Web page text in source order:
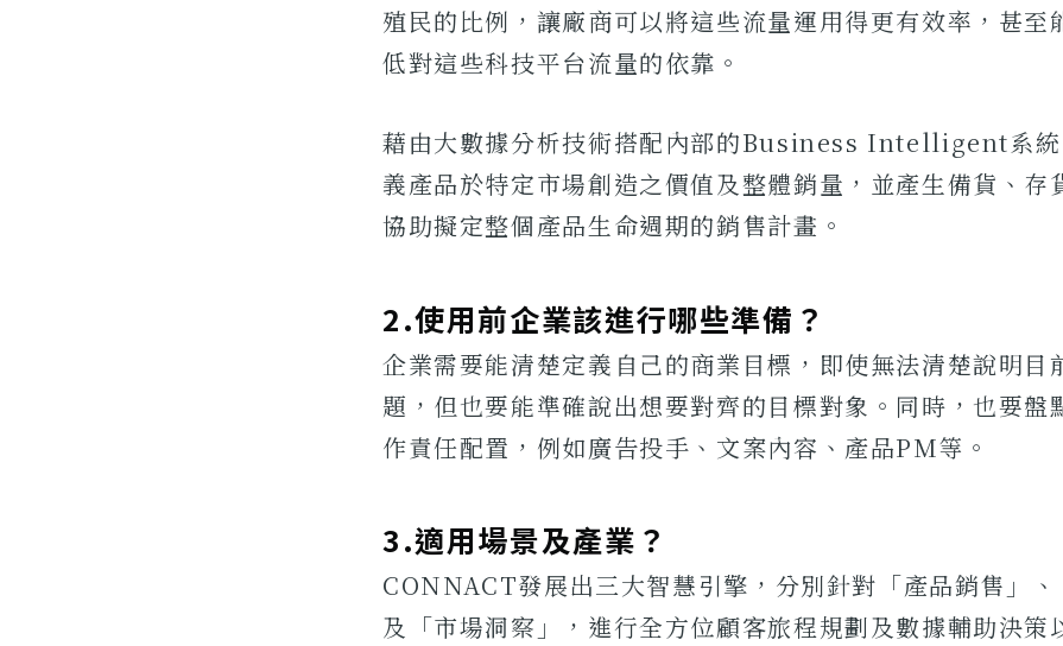
殖民的比例，讓廠商可以將這些流量運用得更有效率，甚至
低對這些科技平台流量的依靠。
藉由大數據分析技術搭配內部的Business Intelligent系統
義產品於特定市場創造之價值及整體銷量，並產生備貨、存
協助擬定整個產品生命週期的銷售計畫。
2.使用前企業該進行哪些準備？
企業需要能清楚定義自己的商業目標，即使無法清楚說明目
題，但也要能準確說出想要對齊的目標對象。同時，也要盤
作責任配置，例如廣告投手、文案內容、產品PM等。
3.適用場景及產業？
CONNACT發展出三大智慧引擎，分別針對「產品銷售」、
及「市場洞察」，進行全方位顧客旅程規劃及數據輔助決策